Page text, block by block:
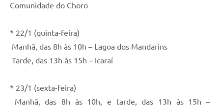
Comunidade do Choro
* 22/1 (quinta-feira)
Manhã, das 8h às 10h – Lagoa dos Mandarins
Tarde, das 13h às 15h – Icaraí
* 23/1 (sexta-feira)
Manhã, das 8h às 10h, e tarde, das 13h às 15h –